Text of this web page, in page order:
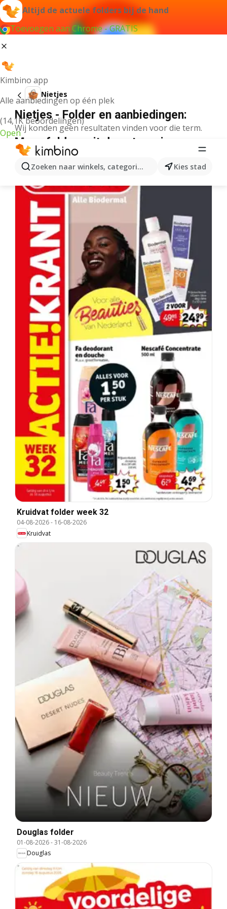
Altijd de actuele folders bij de hand
Toevoegen aan Chrome - GRATIS
Kimbino app
Alle aanbiedingen op één plek
(14,1K beoordelingen)
Open
Zoeken naar winkels, categorieën, producten...
Kies stad
Nietjes
Nietjes - Folder en aanbiedingen:
Wij konden geen resultaten vinden voor die term.
Meer folders uit de categorie
Kruidvat folder week 32
04-08-2026- 16-08-2026
Kruidvat
Douglas folder
01-08-2026-31-08-2026
Douglas